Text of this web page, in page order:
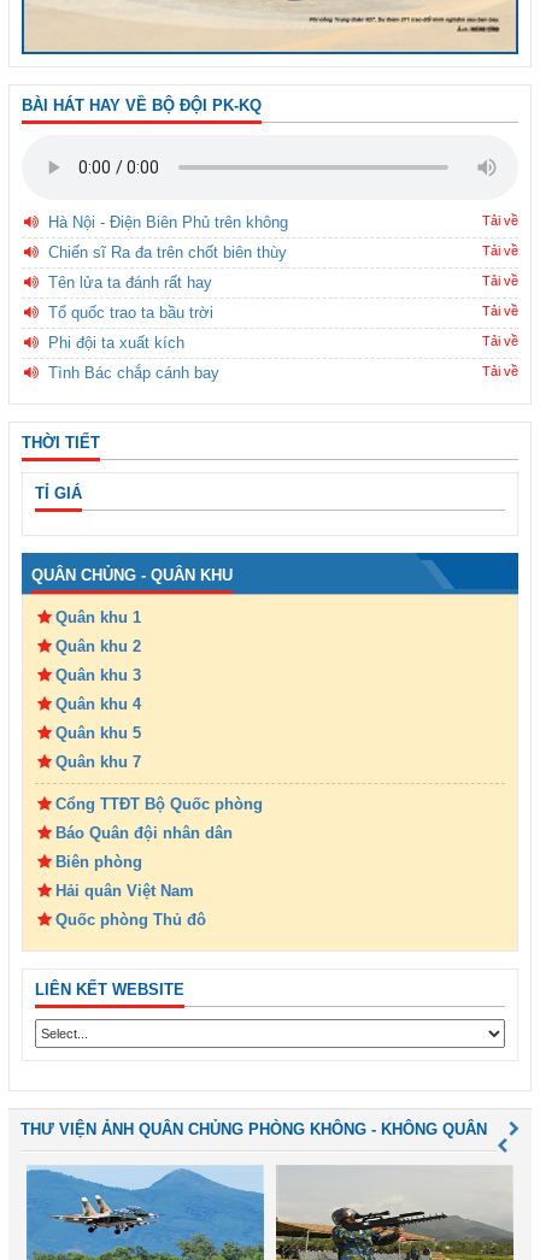
BÀI HÁT HAY VỀ BỘ ĐỘI PK-KQ
Hà Nội - Điện Biên Phủ trên không Tải về
Chiến sĩ Ra đa trên chốt biên thùy Tải về
Tên lửa ta đánh rất hay Tải về
Tổ quốc trao ta bầu trời Tải về
Phi đội ta xuất kích Tải về
Tình Bác chắp cánh bay Tải về
THỜI TIẾT
TỈ GIÁ
QUÂN CHỦNG - QUÂN KHU
Quân khu 1
Quân khu 2
Quân khu 3
Quân khu 4
Quân khu 5
Quân khu 7
Cổng TTĐT Bộ Quốc phòng
Báo Quân đội nhân dân
Biên phòng
Hải quân Việt Nam
Quốc phòng Thủ đô
LIÊN KẾT WEBSITE
THƯ VIỆN ẢNH QUÂN CHỦNG PHÒNG KHÔNG - KHÔNG QUÂN